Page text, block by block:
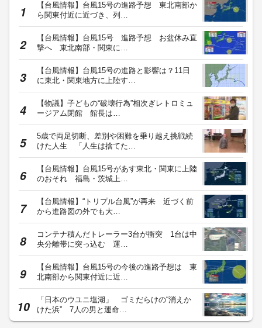
【台風情報】台風15号の進路予想 東北南部か
ら関東付近に近づき、列…
【台風情報】台風15号 進路予想 お盆休み直
撃へ 東北南部・関東に…
【台風情報】台風15号の進路と影響は？11日
に東北・関東地方に上陸す…
【物議】子どもの“破壊行為”相次ぎレトロミュ
ージアム閉館 館長は…
5歳で両足切断、差別や困難を乗り越え挑戦続
けた人生 「人生は捨てた…
【台風情報】台風15号があす東北・関東に上陸
のおそれ 福島・茨城上…
【台風情報】“トリプル台風”が再来 近づく前
から進路図の外でも大…
コンテナ積んだトレーラー3台が衝突 1台は中
央分離帯に突っ込む 運…
【台風情報】台風15号の今後の進路予想は 東
北南部から関東付近に近…
「日本のウユニ塩湖」 ゴミだらけの“消えか
けた浜” 7人の男と運命…